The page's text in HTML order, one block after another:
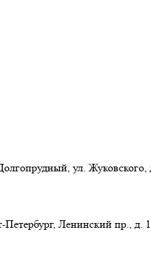
ул. Жуковского,
Петербург, Ленинский пр., д.